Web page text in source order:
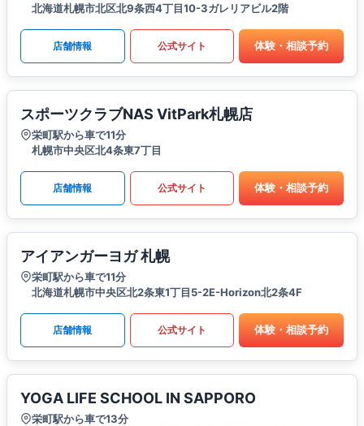
北海道札幌市北区北9条西4丁目10-3ガレリアビル2階
店舗情報 公式サイト 体験・相談予約
スポーツクラブNAS VitPark札幌店
栄町駅から車で11分
札幌市中央区北4条東7丁目
店舗情報 公式サイト 体験・相談予約
アイアンガーヨガ 札幌
栄町駅から車で11分
北海道札幌市中央区北2条東1丁目5-2E-Horizon北2条4F
店舗情報 公式サイト 体験・相談予約
YOGA LIFE SCHOOL IN SAPPORO
栄町駅から車で13分